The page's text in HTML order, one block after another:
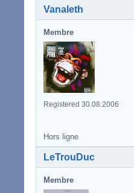
Vanaleth
Membre
Registered 30.08.2006
Hors ligne
LeTrouDuc
Membre